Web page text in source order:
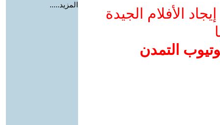
الأفلام الجيدة
التمدن
المزيد.....